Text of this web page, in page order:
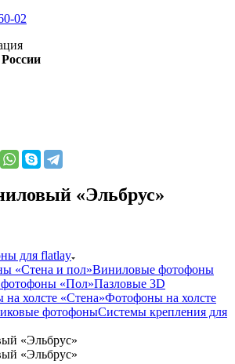
02
«Эльбрус»
для flatlay
«Стена и пол»Виниловые фотофоны
«Пол»Пазловые 3D
холсте «Стена»Фотофоны на холсте
фотофоныСистемы крепления для
«Эльбрус»